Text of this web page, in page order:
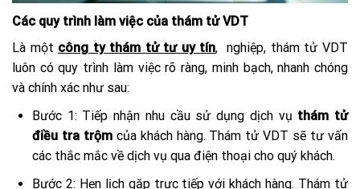
Các quy trình làm việc của thám tử VDT
Là một công ty thám tử tư uy tín, nghiệp, thám tử VDT
luôn có quy trình làm việc rõ ràng, minh bạch, nhanh chóng
và chính xác như sau:
Bước 1: Tiếp nhận nhu cầu sử dụng dịch vụ thám tử
điều tra trộm của khách hàng. Thám tử VDT sẽ tư vấn
các thắc mắc về dịch vụ qua điện thoại cho quý khách.
Bước 2: Hẹn lịch gặp trực tiếp với khách hàng. Thám tử